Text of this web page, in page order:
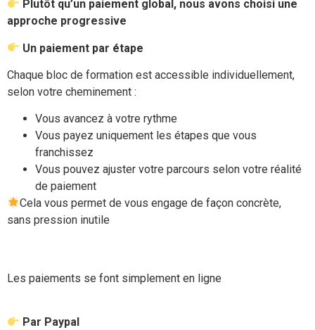
Plutôt qu’un paiement global, nous avons choisi une
approche progressive
Un paiement par étape
Chaque bloc de formation est accessible individuellement,
selon votre cheminement :
Vous avancez à votre rythme
Vous payez uniquement les étapes que vous
franchissez
Vous pouvez ajuster votre parcours selon votre réalité
de paiement
Cela vous permet de vous engage de façon concrète,
sans pression inutile
Les paiements se font simplement en ligne
Par Paypal